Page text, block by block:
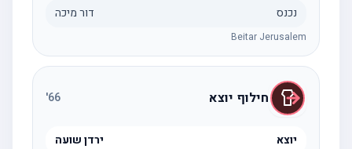
נכנס דור מיכה
Beitar Jerusalem
חילוף יוצא 66
'
יוצא ירדן שועה